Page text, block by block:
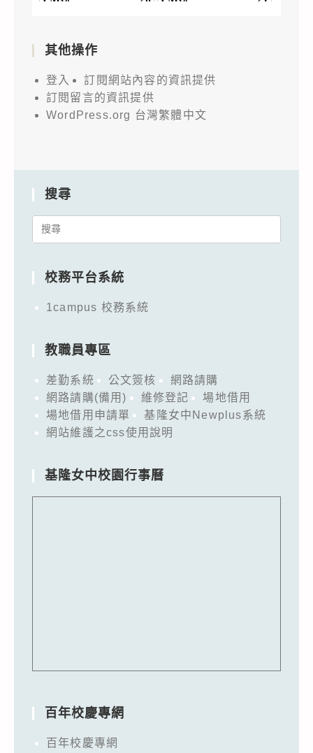
其他操作
登入
訂閱網站內容的資訊提供
訂閱留言的資訊提供
WordPress.org 台灣繁體中文
搜尋
Search
校務平台系統
1campus 校務系統
教職員專區
差勤系統 公文簽核
網路請購
網路請購(備用)
維修登記
場地借用
場地借用申請單
基隆女中Newplus系統
網站維護之css使用說明
基隆女中校園行事曆
百年校慶專網
百年校慶專網